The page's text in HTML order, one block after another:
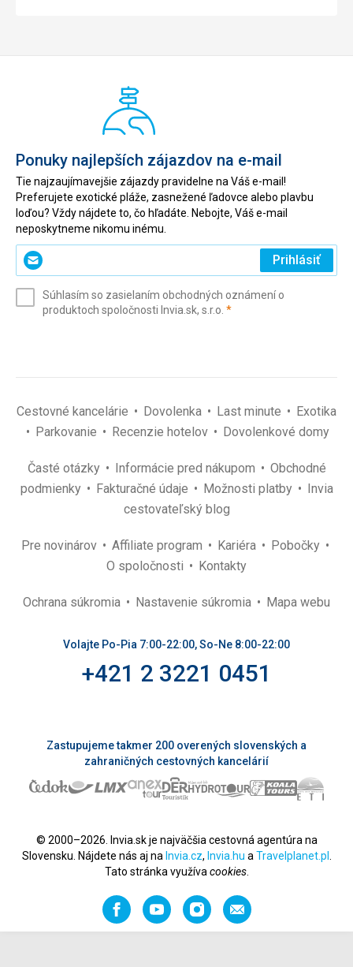
Ponuky najlepších zájazdov na e-mail
Tie najzaujímavejšie zájazdy pravidelne na Váš e-mail!
Preferujete exotické pláže, zasnežené ľadovce alebo plavbu
loďou? Vždy nájdete to, čo hľadáte. Nebojte, Váš e-mail
neposkytneme nikomu inému.
Zadajte
svoj
(povinné)
Prihlásiť
Súhlasím so zasielaním obchodných oznámení o
produktoch spoločnosti Invia.sk, s.r.o. *(povinné)
Cestovné kancelárie Dovolenka Last minute
Exotika
Parkovanie
Recenzie hotelov Dovolenkové domy
Časté otázky Informácie pred nákupom
Obchodné
podmienky
Fakturačné údaje Možnosti platby
Invia
cestovateľský blog
Pre novinárov Affiliate program Kariéra
Pobočky
O spoločnosti
Kontakty
Ochrana súkromia Nastavenie súkromia Mapa webu
Volajte Po-Pia 7:00-22:00, So-Ne 8:00-22:00
+421 2 3221 0451
Zastupujeme takmer 200 overených slovenských a
zahraničných cestovných kancelárií
© 2000–2026. Invia.sk je najväčšia cestovná agentúra na
Slovensku. Nájdete nás aj na Invia.cz, Invia.hu a Travelplanet.pl
Tato stránka využíva cookies.
FacebookYouTubeInstagramOdporučiť